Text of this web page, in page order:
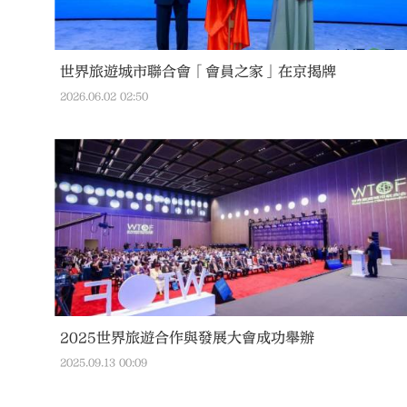
世界旅遊城市聯合會「會員之家」在京揭牌
2026.06.02 02:50
2025世界旅遊合作與發展大會成功舉辦
2025.09.13 00:09